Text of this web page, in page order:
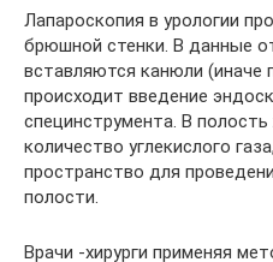
Лапароскопия в урологии
брюшной стенки. В данные
вставляются канюли
происходит введение
специнструмента. В
количество углекислого
пространство для
полости.
Врачи -хирурги применяя